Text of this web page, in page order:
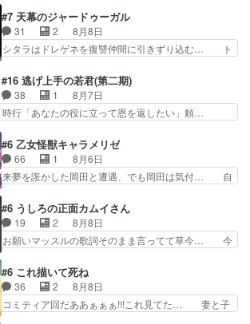
はファントムの一員で、ロン… 謎の怪盗デッチ·
アゲイン登場!!一体何を… 戦闘作画はイマイチな
回。次回過去編でそろ…
りアスマ(石田彰キャラ)は裏切り者た… 原作を読
むの我慢していてよかっただって顔… どんどん増
えるツガイツガイよりも腹黒い人… 夜桜は「顔で
損してる」って言うけど、声で… おかしいな石田
ましてはアサちゃん目的で… "顔で損してる"企み
顔て何…wアスマさん… 顔で損してるアスマさん
ついでに声でも損し…
#7 天幕のジャードゥーガル
31 2
8月8日
シタラはドレゲネを復讐仲間に引きずり込む… ト
イに功績を挙げさせて政権と軍のバラン… 覇道の
トルイと王道のオゴタイって感じかな… 賢い人物
の行動は想定した目的達成のための… シタラとボ
ラクチンの考えが初めてシンクロ… ドレゲネのテ
ンゴル政治」国家の表舞台に… 前回のシタラと対
比したおおらかな笑顔が印… 戦争よりも経済の領
域をその視野に入れてい…
#16 逃げ上手の若君(第二期)
38 1
8月7日
時行「あなたの役に立って恩を返したい」頼…
のアニメの演出、同じCloverWor… 貞宗の思考を
読み切れなかったのは、経験の… 信濃仮面いった
い誰なんだ！役に立ちたいで… 人形だったり将棋
だったり、諏訪神党の三大… ・これ罠じゃない
意味。特に諏訪の地は山… 薄々思ってたけど実写
パートに対する熱意が… 亜也子ちゃん面白い親父
さんが無事で良かっ…
#6 乙女怪獣キャラメリゼ
66 1
8月6日
来夢を誑かした岡田と遭遇、でも岡田は気付… 自
なからのメイク道具が、らいりーさんを… らいり
ーの影響で理想に向けて努力する黒絵… コングと
ゴ〇ラの怪獣大決戦!?w黒絵の友… らいりーが己
のルッキズムと相対する話とし… らいりーさんが
の小河内ダムに来た黒絵た… ライリーが好きだっ
たクズ男ハルゴンが懲ら… メイクでちょっと勇気
出てる黒絵ちゃん可愛…
#6 うしろの正面カムイさん
19 2
8月8日
お願いマッスルの歌詞そのまま言ってて草今… 今
大量に成仏させた ジェットババアの亜… 1日で
6人は流石絶倫カムイ婆もしっかり抱… 今回は交
通悪霊の除霊ツアー。Aパはいつも… 前半の霊カ
モみたいになってるよねwジェッ… 今回はいつも
#6 これ描いて死ね
36 2
8月8日
コミティア回だああぁぁぁ!!!これ見てた… 妻と子